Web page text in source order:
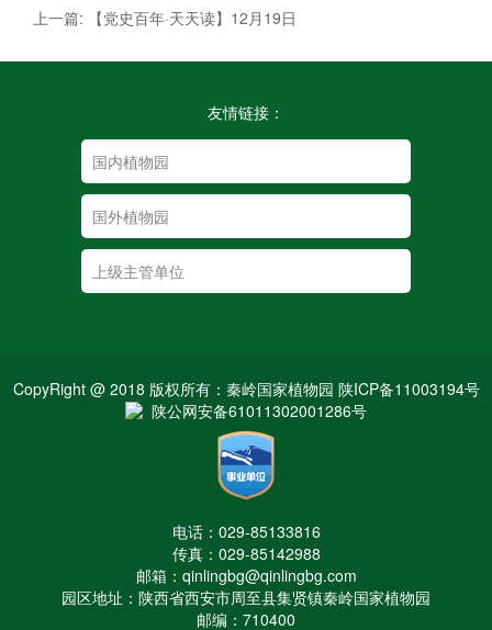
上一篇: 【党史百年·天天读】12月19日
友情链接：
CopyRight @ 2018 版权所有：秦岭国家植物园 陕ICP备11003194号
陕公网安备61011302001286号
电话：029-85133816
传真：029-85142988
邮箱：qinlingbg@qinlingbg.com
园区地址：陕西省西安市周至县集贤镇秦岭国家植物园
邮编：710400